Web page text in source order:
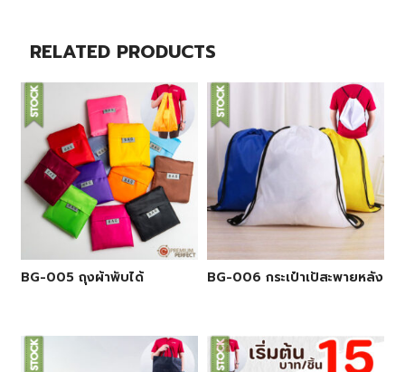
RELATED PRODUCTS
BG-005 ถุงผ้าพับได้ BG-006 กระเป๋าเป้สะพายหลัง